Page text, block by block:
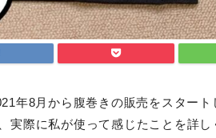
年8月から腹巻きの販売をスタート
実際に私が使って感じたことを詳し